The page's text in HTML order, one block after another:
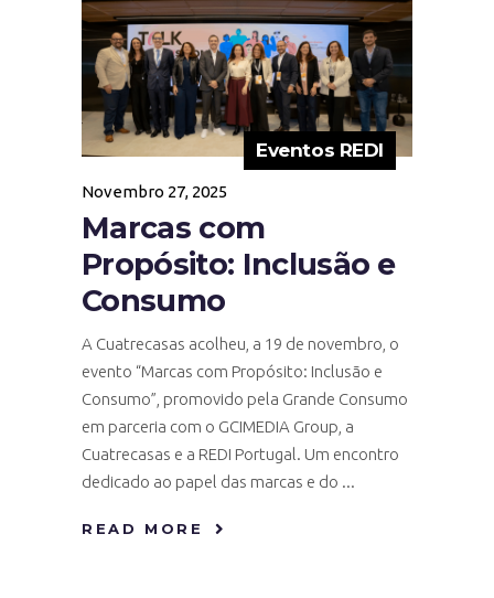
Eventos REDI
Novembro 27, 2025
Marcas com
Propósito: Inclusão e
Consumo
A Cuatrecasas acolheu, a 19 de novembro, o
evento “Marcas com Propósito: Inclusão e
Consumo”, promovido pela Grande Consumo
em parceria com o GCIMEDIA Group, a
Cuatrecasas e a REDI Portugal. Um encontro
dedicado ao papel das marcas e do
READ MORE